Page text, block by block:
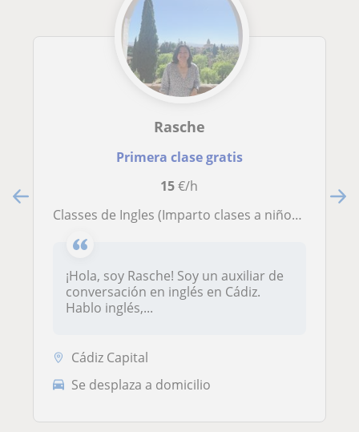
Rasche
Primera clase gratis
15€/h
Classes de Ingles (Imparto clases a niños de todas las edades)
¡Hola, soy Rasche! Soy un auxiliar de
conversación en inglés en Cádiz.
Hablo inglés,...
Cádiz Capital
Se desplaza a domicilio